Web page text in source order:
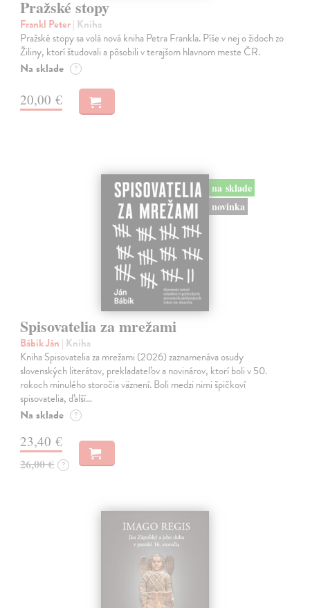
Pražské stopy
Frankl Peter| Kniha
Pražské stopy sa volá nová kniha Petra Frankla. Píše v nej o židoch zo
Žiliny, ktorí študovali a pôsobili v terajšom hlavnom meste ČR.
Na sklade ?
20,00 €
na sklade
novinka
Spisovatelia za mrežami
Bábik Ján | Kniha
Kniha Spisovatelia za mrežami (2026) zaznamenáva osudy
slovenských literátov, prekladateľov a novinárov, ktorí boli v 50.
rokoch minulého storočia väznení. Boli medzi nimi špičkoví
spisovatelia, ďalší…
Na sklade ?
23,40 €
26,00 € ?